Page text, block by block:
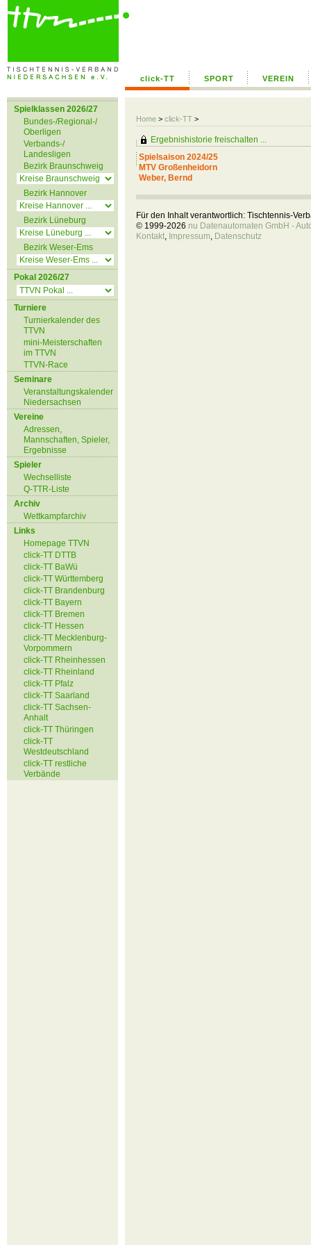
click-TT SPORT VEREIN
Home > click-TT >
Spielklassen 2026/27
Bundes-/Regional-/
Oberligen
Verbands-/
Landesligen
Bezirk Braunschweig
Bezirk Hannover
Bezirk Lüneburg
Bezirk Weser-Ems
Pokal 2026/27
Turniere
Turnierkalender des
TTVN
mini-Meisterschaften
im TTVN
TTVN-Race
Seminare
Veranstaltungskalender
Niedersachsen
Vereine
Adressen,
Mannschaften, Spieler,
Ergebnisse
Spieler
Wechselliste
Q-TTR-Liste
Archiv
Wettkampfarchiv
Links
Homepage TTVN
click-TT DTTB
click-TT BaWü
click-TT Württemberg
click-TT Brandenburg
click-TT Bayern
click-TT Bremen
click-TT Hessen
click-TT Mecklenburg-
Vorpommern
click-TT Rheinhessen
click-TT Rheinland
click-TT Pfalz
click-TT Saarland
click-TT Sachsen-
Anhalt
click-TT Thüringen
click-TT
Westdeutschland
click-TT restliche
Verbände
Ergebnishistorie freischalten ...
Spielsaison 2024/25
MTV Großenheidorn
Weber, Bernd
Für den Inhalt verantwortlich: Tischtennis-
© 1999-2026 nu Datenautomaten GmbH -
Kontakt, Impressum, Datenschutz